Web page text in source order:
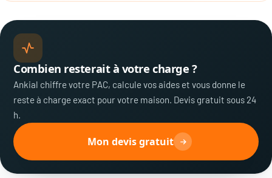
Combien resterait à votre charge ?
Ankial chiffre votre PAC, calcule vos aides et vous donne le
reste à charge exact pour votre maison. Devis gratuit sous 24
h.
Mon devis gratuit